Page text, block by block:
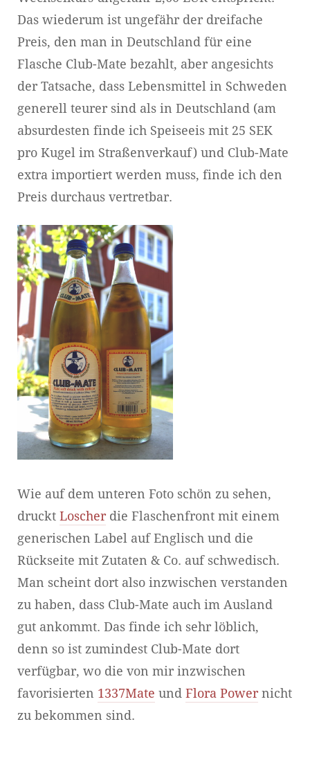
Das wiederum ist ungefähr der dreifache
Preis, den man in Deutschland für eine
Flasche Club-Mate bezahlt, aber angesichts
der Tatsache, dass Lebensmittel in Schweden
generell teurer sind als in Deutschland (am
absurdesten finde ich Speiseeis mit 25 SEK
pro Kugel im Straßenverkauf) und Club-Mate
extra importiert werden muss, finde ich den
Preis durchaus vertretbar.
Wie auf dem unteren Foto schön zu sehen,
druckt Loscherdie Flaschenfront mit einem
generischen Label auf Englisch und die
Rückseite mit Zutaten & Co. auf schwedisch.
Man scheint dort also inzwischen verstanden
zu haben, dass Club-Mate auch im Ausland
gut ankommt. Das finde ich sehr löblich,
denn so ist zumindest Club-Mate dort
verfügbar, wo die von mir inzwischen
favorisierten 1337Mate und Flora Powernicht
zu bekommen sind.